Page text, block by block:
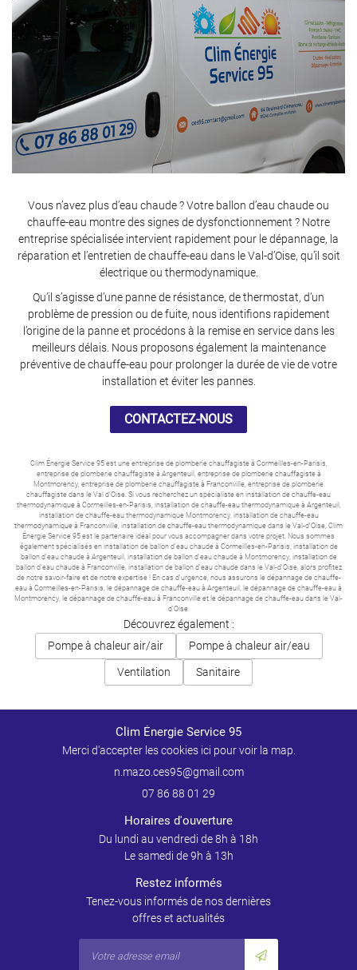
Vous n’avez plus d’eau chaude ? Votre ballon d’eau chaude ou
chauffe-eau montre des signes de dysfonctionnement ? Notre
entreprise spécialisée intervient rapidement pour le dépannage, la
réparation et l’entretien de chauffe-eau dans le Val-d’Oise, qu’il soit
électrique ou thermodynamique.
Qu’il s’agisse d’une panne de résistance, de thermostat, d’un
problème de pression ou de fuite, nous identifions rapidement
l’origine de la panne et procédons à la remise en service dans les
meilleurs délais. Nous proposons également la maintenance
préventive de chauffe-eau pour prolonger la durée de vie de votre
installation et éviter les pannes.
CONTACTEZ-NOUS
Clim Énergie Service 95 est une entreprise de plomberie chauffagiste à Cormeilles-en-Parisis,
entreprise de plomberie chauffagiste à Argenteuil, entreprise de plomberie chauffagiste à
Montmorency, entreprise de plomberie chauffagiste à Franconville, entreprise de plomberie
chauffagiste dans le Val d’Oise. Si vous recherchez un spécialiste en installation de chauffe-eau
thermodynamique à Cormeilles-en-Parisis, installation de chauffe-eau thermodynamique à Argenteuil,
installation de chauffe-eau thermodynamique Montmorency, installation de chauffe-eau
thermodynamique à Franconville, installation de chauffe-eau thermodynamique dans le Val-d'Oise, Clim
Énergie Service 95 est le partenaire idéal pour vous accompagner dans votre projet. Nous sommes
également spécialisés en installation de ballon d'eau chaude à Cormeilles-en-Parisis, installation de
ballon d'eau chaude à Argenteuil, installation de ballon d'eau chaude à Montmorency, installation de
ballon d'eau chaude à Franconville, installation de ballon d'eau chaude dans le Val-d'Oise, alors profitez
de notre savoir-faire et de notre expertise ! En cas d'urgence, nous assurons le dépannage de chauffe-
eau à Cormeilles-en-Parisis, le dépannage de chauffe-eau à Argenteuil, le dépannage de chauffe-eau à
Montmorency, le dépannage de chauffe-eau à Franconville et le dépannage de chauffe-eau dans le Val-
d'Oise.
Découvrez également :
Pompe à chaleur air/air
Pompe à chaleur air/eau
Ventilation Sanitaire
Clim Énergie Service 95
Merci d'accepter les cookies ici pour voir la map.
07 86 88 01 29
Horaires d'ouverture
Du lundi au vendredi de 8h à 18h
Le samedi de 9h à 13h
Restez informés
Tenez-vous informés de nos dernières
offres et actualités